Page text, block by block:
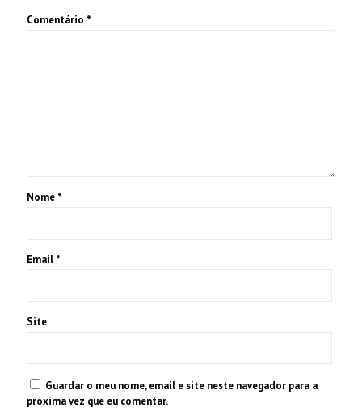
Comentário *
Nome *
Email *
Site
Guardar o meu nome, email e site neste navegador para a
próxima vez que eu comentar.